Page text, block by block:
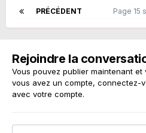
PRÉCÉDENT Page 15
Rejoindre la
Vous pouvez publier maintenant et
vous avez un compte, connectez-
avec votre compte.